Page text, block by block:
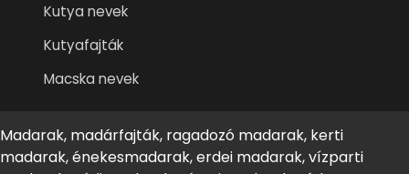
Kutya nevek
Kutyafajták
Macska nevek
Madarak, madárfajták, ragadozó madarak, kerti
madarak, énekesmadarak, erdei madarak, vízparti